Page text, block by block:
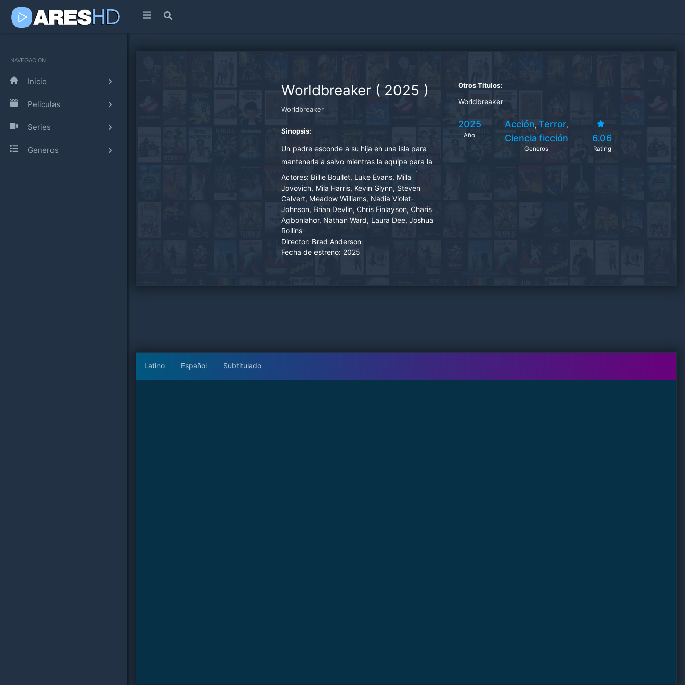
NAVEGACION
Inicio
Peliculas
Series
Generos
Worldbreaker ( 2025 )
Worldbreaker
Sinopsis:
Un padre esconde a su hija en una isla para
mantenerla a salvo mientras la equipa para la
supervivencia y las batallas que se avecinan.
Actores: Billie Boullet, Luke Evans, Milla
Jovovich, Mila Harris, Kevin Glynn, Steven
Calvert, Meadow Williams, Nadia Violet-
Johnson, Brian Devlin, Chris Finlayson, Charis
Agbonlahor, Nathan Ward, Laura Dee, Joshua
Rollins
Director: Brad Anderson
Fecha de estreno: 2025
Otros Titulos:
Worldbreaker
2025
Año
Acción,Terror,
Ciencia ficción
Generos
6.06
Rating
Latino Español Subtitulado